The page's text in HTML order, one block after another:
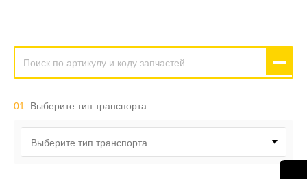
01. Выберите тип транспорта
Выберите тип транспорта